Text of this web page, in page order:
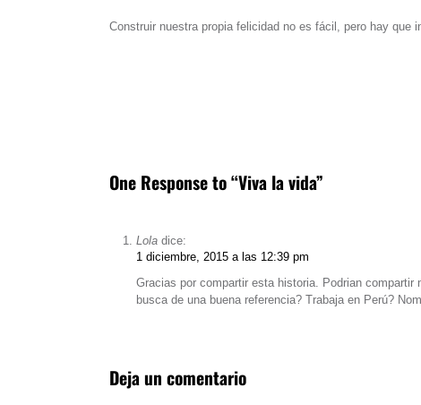
Construir nuestra propia felicidad no es fácil, pero hay que
One Response to “Viva la vida”
Lola dice:
1 diciembre, 2015 a las 12:39 pm
Gracias por compartir esta historia. Podrian
busca de una buena referencia? Trabaja en Perú?
Deja un comentario